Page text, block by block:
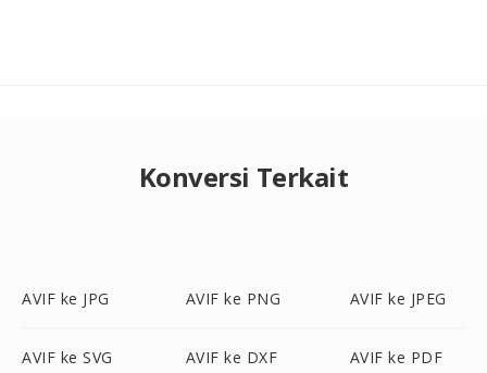
Konversi Terkait
AVIF ke JPG AVIF ke PNG AVIF ke JPEG
AVIF ke SVG AVIF ke DXF AVIF ke PDF